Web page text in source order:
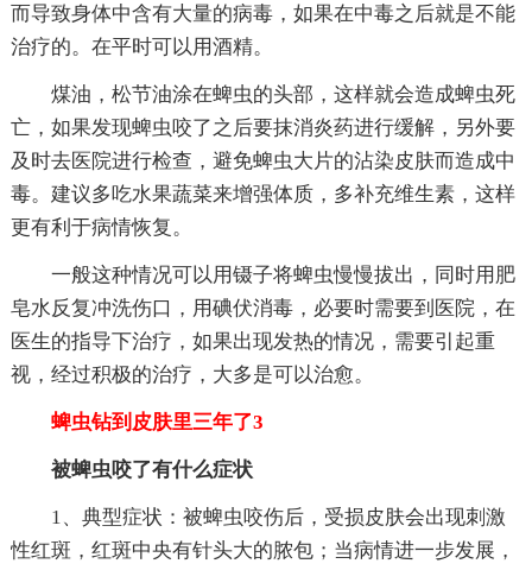
而导致身体中含有大量的病毒，如果在中毒之后就是不能
治疗的。在平时可以用酒精。
煤油，松节油涂在蜱虫的头部，这样就会造成蜱虫死
亡，如果发现蜱虫咬了之后要抹消炎药进行缓解，另外要
及时去医院进行检查，避免蜱虫大片的沾染皮肤而造成中
毒。建议多吃水果蔬菜来增强体质，多补充维生素，这样
更有利于病情恢复。
一般这种情况可以用镊子将蜱虫慢慢拔出，同时用肥
皂水反复冲洗伤口，用碘伏消毒，必要时需要到医院，在
医生的指导下治疗，如果出现发热的情况，需要引起重
视，经过积极的治疗，大多是可以治愈。
蜱虫钻到皮肤里三年了3
被蜱虫咬了有什么症状
1、典型症状：被蜱虫咬伤后，受损皮肤会出现刺激
性红斑，红斑中央有针头大的脓包；当病情进一步发展，